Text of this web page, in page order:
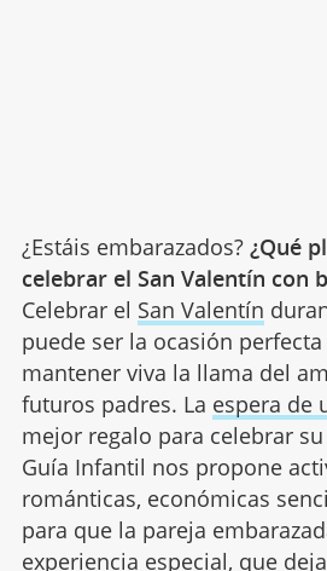
¿Estáis embarazados? ¿Qué
celebrar el San Valentín con
Celebrar el San Valentín
puede ser la ocasión
mantener viva la llama del
futuros padres. La espera de
mejor regalo para celebrar
Guía Infantil nos propone
románticas, económicas
para que la pareja
experiencia especial, que